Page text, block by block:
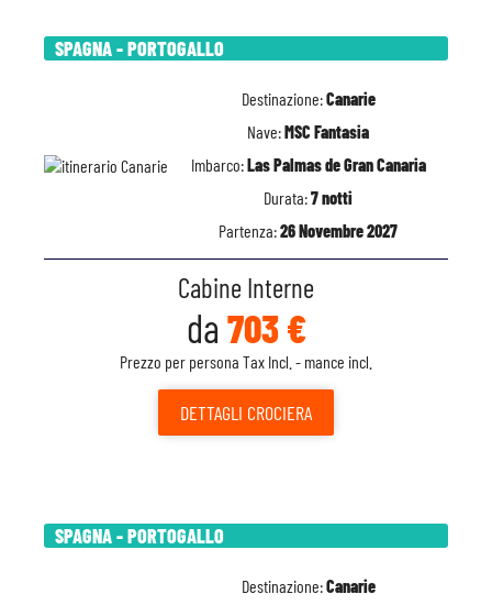
SPAGNA - PORTOGALLO
Destinazione:Canarie
Nave:MSC Fantasia
Imbarco:Las Palmas de Gran Canaria
Durata:7 notti
Partenza:26 Novembre 2027
Cabine Interne
da 703 €
Prezzo per persona Tax Incl. - mance incl.
DETTAGLI CROCIERA
SPAGNA - PORTOGALLO
Destinazione:Canarie